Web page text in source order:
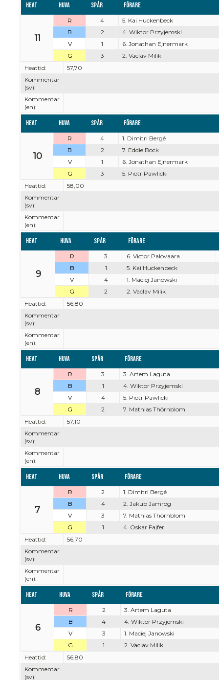
Heat Huva Spår Förare
11
R 4
5. Kai Huckenbeck
B
2
4. Wiktor Przyjemski
V
1
6. Jonathan Ejnermark
G
3
2. Vaclav Milik
Heattid:
57,70
Kommentar
(sv):
Kommentar
(en):
Heat Huva Spår Förare
10
R 4
1. Dimitri Bergé
B
2
7. Eddie Bock
V
1
6. Jonathan Ejnermark
G
3
5. Piotr Pawlicki
Heattid:
58,00
Kommentar
(sv):
Kommentar
(en):
Heat Huva Spår Förare
9
R 3
6. Victor Palovaara
B
1
5. Kai Huckenbeck
V
4
1. Maciej Janowski
G
2
2. Vaclav Milik
Heattid:
56,80
Kommentar
(sv):
Kommentar
(en):
Heat Huva Spår Förare
8
R 3
3. Artem Laguta
B
1
4. Wiktor Przyjemski
V
4
5. Piotr Pawlicki
G
2
7. Mathias Thörnblom
Heattid:
57,10
Kommentar
(sv):
Kommentar
(en):
Heat Huva Spår Förare
7
R 2
1. Dimitri Bergé
B
4
2. Jakub Jamrog
V
3
7. Mathias Thörnblom
G
1
4. Oskar Fajfer
Heattid:
56,70
Kommentar
(sv):
Kommentar
(en):
Heat Huva Spår Förare
6
R 2
3. Artem Laguta
B
4
4. Wiktor Przyjemski
V
3
1. Maciej Janowski
G
1
2. Vaclav Milik
Heattid:
56,80
Kommentar
(sv):